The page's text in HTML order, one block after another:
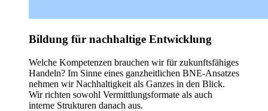
Bildung für nachhaltige Entwicklung
Welche Kompetenzen brauchen wir für zukunftsfähiges
Handeln? Im Sinne eines ganzheitlichen BNE-Ansatzes
nehmen wir Nachhaltigkeit als Ganzes in den Blick.
Wir richten sowohl Vermittlungsformate als auch
interne Strukturen danach aus.